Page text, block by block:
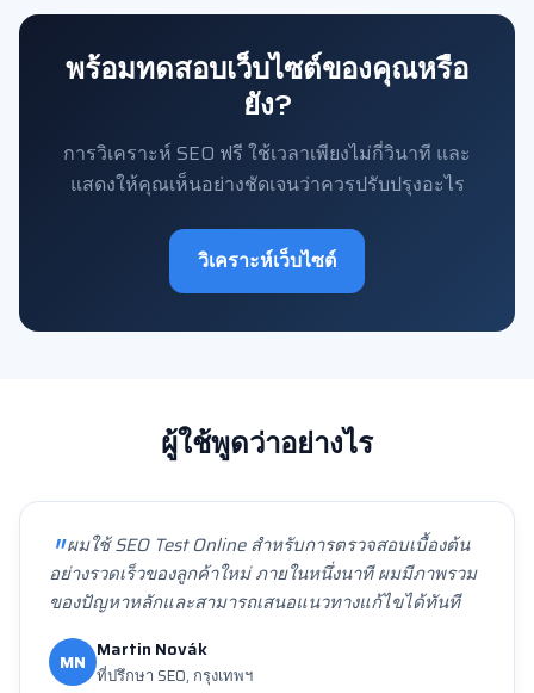
พร้อมทดสอบเว็บไซต์ของคุณหรือ
ยัง?
การวิเคราะห์ SEO ฟรี ใช้เวลาเพียงไม่กี่วินาที และ
แสดงให้คุณเห็นอย่างชัดเจนว่าควรปรับปรุงอะไร
วิเคราะห์เว็บไซต์
ผู้ใช้พูดว่าอย่างไร
ผมใช้ SEO Test Online สำหรับการตรวจสอบเบื้องต้น
อย่างรวดเร็วของลูกค้าใหม่ ภายในหนึ่งนาที ผมมีภาพรวม
ของปัญหาหลักและสามารถเสนอแนวทางแก้ไขได้ทันที
MN Martin Novák
ที่ปรึกษา SEO, กรุงเทพฯ